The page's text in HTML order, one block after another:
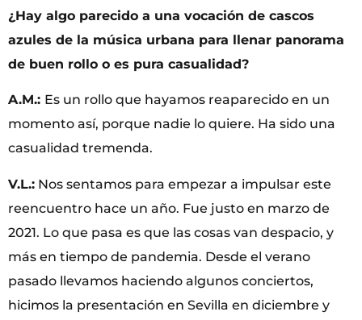
¿Hay algo parecido a una vocación de cascos
azules de la música urbana para llenar panorama
de buen rollo o es pura casualidad?
A.M.: Es un rollo que hayamos reaparecido en un
momento así, porque nadie lo quiere. Ha sido una
casualidad tremenda.
V.L.: Nos sentamos para empezar a impulsar este
reencuentro hace un año. Fue justo en marzo de
2021. Lo que pasa es que las cosas van despacio, y
más en tiempo de pandemia. Desde el verano
pasado llevamos haciendo algunos conciertos,
hicimos la presentación en Sevilla en diciembre y